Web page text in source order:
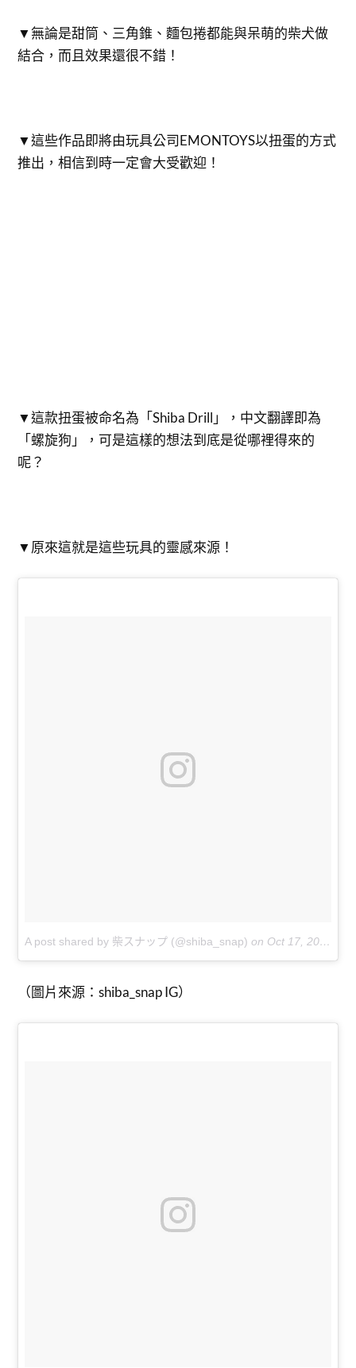
▼無論是甜筒、三角錐、麵包捲都能與呆萌的柴犬做
結合，而且效果還很不錯！
▼這些作品即將由玩具公司EMONTOYS以扭蛋的方式
推出，相信到時一定會大受歡迎！
▼這款扭蛋被命名為「Shiba Drill」，中文翻譯即為
「螺旋狗」，可是這樣的想法到底是從哪裡得來的
呢？
▼原來這就是這些玩具的靈感來源！
A post shared by 柴スナップ (@shiba_snap) on Oct 17, 2017 at 4:02am PDT
（圖片來源：shiba_snap IG）